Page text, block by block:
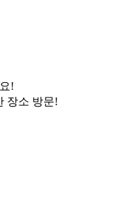
!
장소 방문!